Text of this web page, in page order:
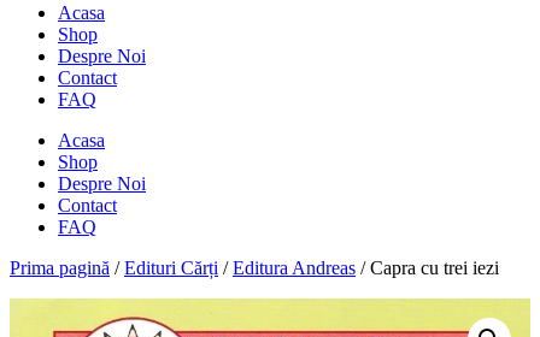
Acasa
Shop
Despre Noi
Contact
FAQ
Acasa
Shop
Despre Noi
Contact
FAQ
Prima pagină /Edituri Cărți /Editura Andreas / Capra cu trei iezi